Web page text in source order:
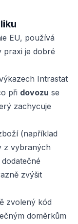
EU, používá
praxi je dobré
Intrastat
při dovozu se
zachycuje
(například
z vybraných
zvýšit
zvolený kód
doměrkům